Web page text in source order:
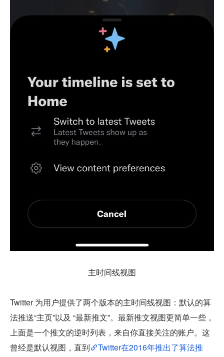
主时间线视图
Twitter 为用户提供了两个版本的主时间线视图：默认的算
法推送“主页”以及 “最新推文”。最新推文视图更简单一些，
上面是一个推文的逆时列表，来自你直接关注的账户。这
曾经是默认视图，直到
Twitter在2016年推出了算法推